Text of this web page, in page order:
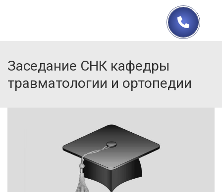
Заседание СНК кафедры
травматологии и ортопедии